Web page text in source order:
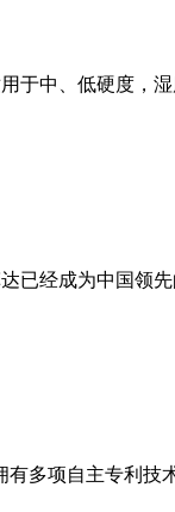
于中、低硬度，
已经成为中国领
多项自主专利